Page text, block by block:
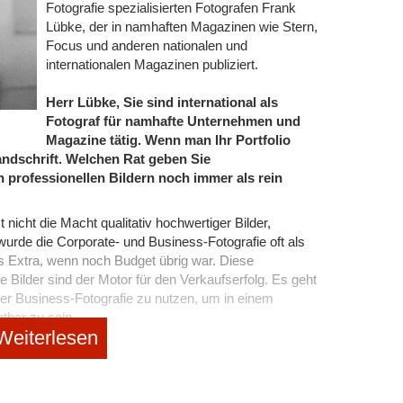
share me! weiterleiten
Inhalte und Austausch zu bündeln.
Zielgruppe ohnehin schon Zeit verbringt. Zwingt
herunterladen müssen.
Quantität)
Der Fokus auf Vanity-Metriken. 10.000 stille
gar nichts. Wenn ihr erfolgreich eine Start-up
Anfang genau 100 glühende Anhänger*innen.
Mitglieder persönlich ein. Das sind eure Power-
ihr löst.
definieren die Kultur und den Tonfall der
Kümmert euch intensiv um sie.
als Gastgeber*innen)
für eure Pressemitteilungen. Wenn ihr dort nur
Fotografie spezialisierten Fotografen Frank
Lübke, der in namhaften Magazinen wie Stern,
Focus und anderen nationalen und
internationalen Magazinen publiziert.
Herr Lübke, Sie sind international als
Fotograf für namhafte Unternehmen und
Magazine tätig. Wenn man Ihr Portfolio
Welchen Rat geben Sie
professionellen Bildern noch immer als rein
die Macht qualitativ hochwertiger Bilder,
die Corporate- und Business-Fotografie oft als
Extra, wenn noch Budget übrig war. Diese
Bilder sind der Motor für den Verkaufserfolg. Es geht
Business-Fotografie zu nutzen, um in einem
zu sein.